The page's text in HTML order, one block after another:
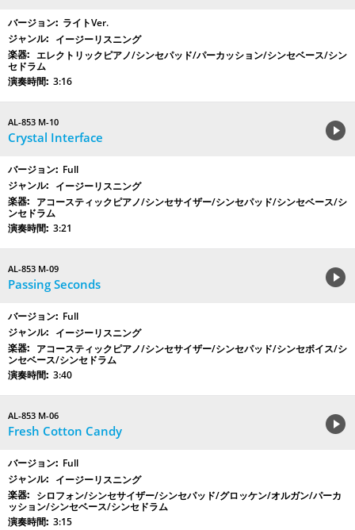
ライトVer.
イージーリスニング
エレクトリックピアノ/シンセパッド/パーカッション/シンセベース/シン
セドラム
3:16
AL-853 M-10
Crystal Interface
Full
イージーリスニング
アコースティックピアノ/シンセサイザー/シンセパッド/シンセベース/シ
ンセドラム
3:21
AL-853 M-09
Passing Seconds
Full
イージーリスニング
アコースティックピアノ/シンセサイザー/シンセパッド/シンセボイス/シ
ンセベース/シンセドラム
3:40
AL-853 M-06
Fresh Cotton Candy
Full
イージーリスニング
シロフォン/シンセサイザー/シンセパッド/グロッケン/オルガン/パーカ
ッション/シンセベース/シンセドラム
3:15